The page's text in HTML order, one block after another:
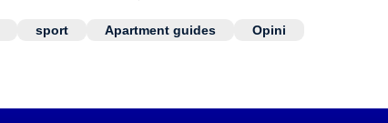
sport Apartment guides
Opini